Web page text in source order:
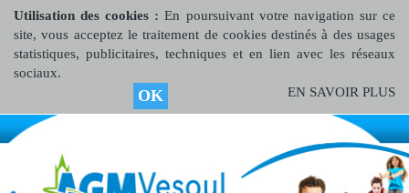
Utilisation des cookies :En poursuivant votre navigation sur ce
site, vous acceptez le traitement de cookies destinés à des usages
statistiques, publicitaires, techniques et en lien avec les réseaux
sociaux.
OK EN SAVOIR PLUS